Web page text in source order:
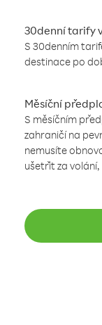
30denní tarify
S 30denním
destinace po
Měsíční
S měsíčním
zahraničí na
nemusíte
ušetřit za